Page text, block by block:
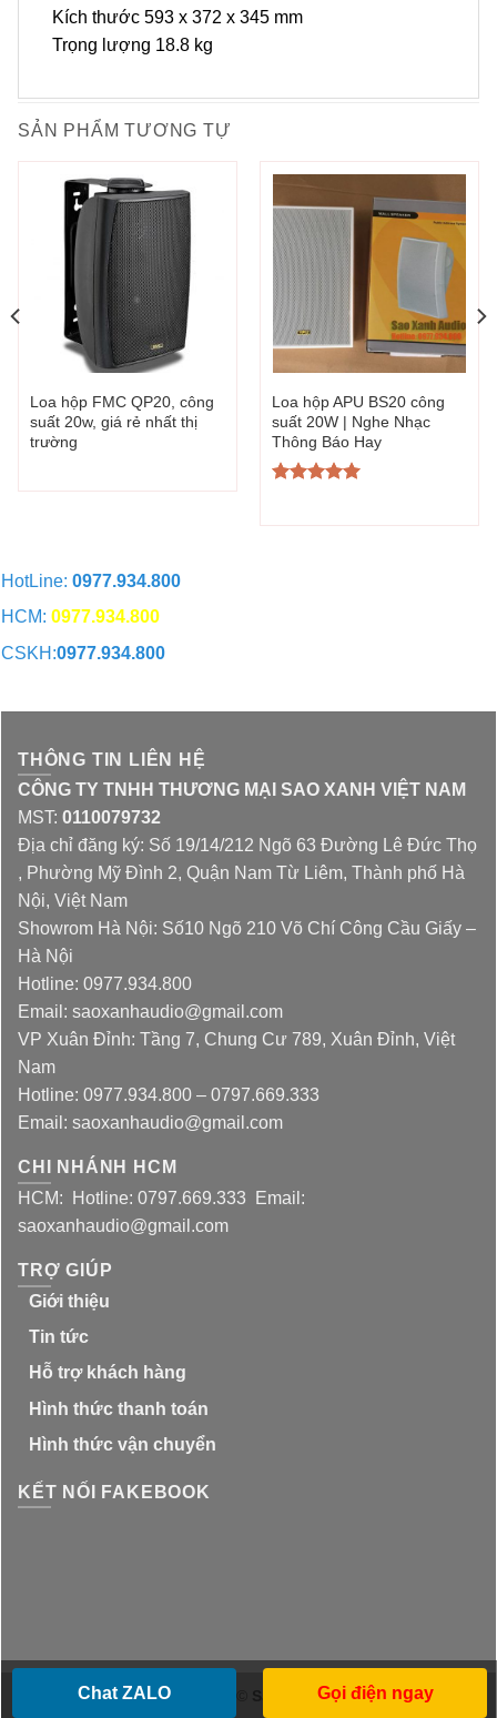
Kích thước 593 x 372 x 345 mm
Trọng lượng 18.8 kg
SẢN PHẨM TƯƠNG TỰ
Loa hộp FMC QP20, công
suất 20w, giá rẻ nhất thị
trường
Loa hộp APU BS20 công
suất 20W | Nghe Nhạc
Thông Báo Hay
HotLine: 0977.934.800
HCM: 0977.934.800
CSKH:0977.934.800
THÔNG TIN LIÊN HỆ
CÔNG TY TNHH THƯƠNG MẠI SAO XANH VIỆT NAM
MST: 0110079732
Địa chỉ đăng ký: Số 19/14/212 Ngõ 63 Đường Lê Đức Thọ
, Phường Mỹ Đình 2, Quận Nam Từ Liêm, Thành phố Hà
Nội, Việt Nam
Showrom Hà Nội: Số10 Ngõ 210 Võ Chí Công Cầu Giấy –
Hà Nội
Hotline: 0977.934.800
Email: saoxanhaudio@gmail.com
VP Xuân Đỉnh: Tầng 7, Chung Cư 789, Xuân Đỉnh, Việt
Nam
Hotline: 0977.934.800 – 0797.669.333
Email: saoxanhaudio@gmail.com
CHI NHÁNH HCM
HCM: Hotline: 0797.669.333 Email:
saoxanhaudio@gmail.com
TRỢ GIÚP
Giới thiệu
Tin tức
Hỗ trợ khách hàng
Hình thức thanh toán
Hình thức vận chuyển
KẾT NỐI FAKEBOOK
Chat ZALO Gọi điện ngay
Copyright 2026 © Sao Xanh Audio